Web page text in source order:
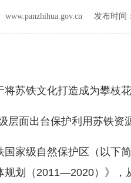
www.panzhihua.gov.cn 发布时间
铁文化打造成为攀枝花
面出台保护利用苏铁资
级自然保护区（以下简
规划（2011—2020）》，